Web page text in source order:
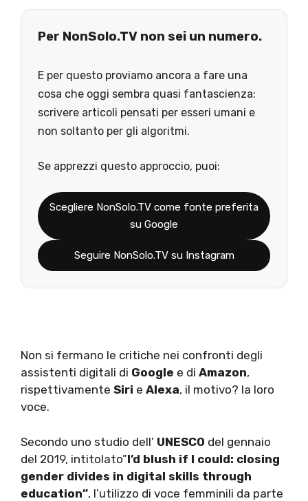
Per NonSolo.TV non sei un numero.
E per questo proviamo ancora a fare una
cosa che oggi sembra quasi fantascienza:
scrivere articoli pensati per esseri umani e
non soltanto per gli algoritmi.
Se apprezzi questo approccio, puoi:
Scegliere NonSolo.TV come fonte preferita
su Google
Seguire NonSolo.TV su Instagram
Non si fermano le critiche nei confronti degli
assistenti digitali di Google e di Amazon,
rispettivamente Siri e Alexa, il motivo? la loro
voce.
Secondo uno studio dell’ UNESCO del gennaio
del 2019, intitolato”I’d blush if I could: closing
gender divides in digital skills through
education”, l’utilizzo di voce femminili da parte